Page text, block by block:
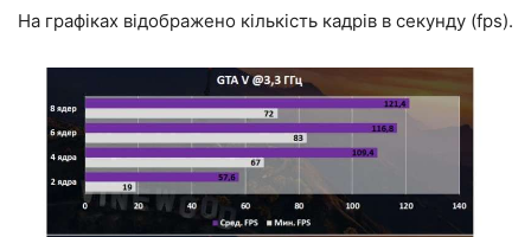
На графіках відображено кількість кадрів в секунду (fps).